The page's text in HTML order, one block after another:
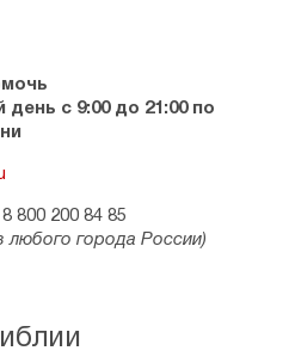
с 9:00 до 21:00 по
800 200 84 85
любого города России)